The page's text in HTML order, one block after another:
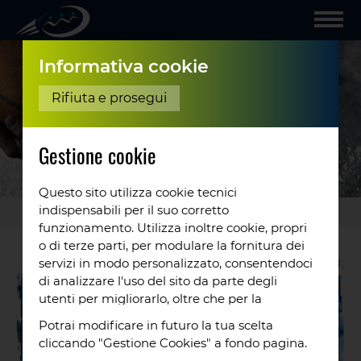
Gallery/RCSM vs...
Informativa cookie
Rifiuta e prosegui
Gestione cookie
Questo sito utilizza cookie tecnici
indispensabili per il suo corretto
funzionamento. Utilizza inoltre cookie, propri
o di terze parti, per modulare la fornitura dei
servizi in modo personalizzato, consentendoci
di analizzare l'uso del sito da parte degli
utenti per migliorarlo, oltre che per la
proposte o messaggi pubblicitari. Puoi
accettare tutti i cookie da noi utilizzati, o
Potrai modificare in futuro la tua scelta
cliccando "Gestione Cookies" a fondo pagina.